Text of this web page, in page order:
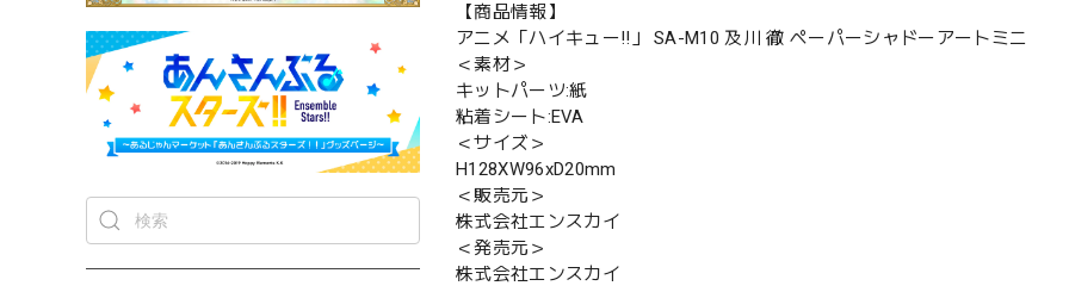
【商品情報】
アニメ「ハイキュー!!」 SA-M10 及川 徹 ペーパーシャドーアートミニ
＜素材＞
キットパーツ:紙
粘着シート:EVA
＜サイズ＞
H128XW96xD20mm
＜販売元＞
株式会社エンスカイ
＜発売元＞
株式会社エンスカイ